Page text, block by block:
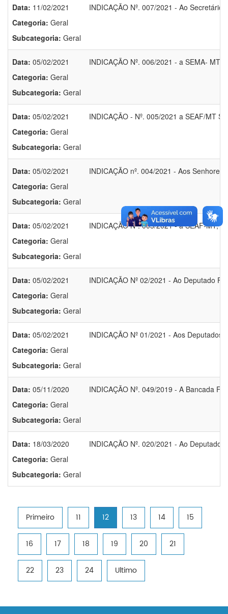
Data: 11/02/2021
Categoria: Geral
Subcategoria: Geral
INDICAÇÃO Nº. 007/2021 - Ao Secretário
Data: 05/02/2021
Categoria: Geral
Subcategoria: Geral
INDICAÇÃO Nº. 006/2021 - a SEMA- MT
Data: 05/02/2021
Categoria: Geral
Subcategoria: Geral
INDICAÇÃO - Nº. 005/2021 a SEAF/MT
Data: 05/02/2021
Categoria: Geral
Subcategoria: Geral
INDICAÇÃO nº. 004/2021 - Aos
Data: 05/02/2021
Categoria: Geral
Subcategoria: Geral
INDICAÇÃO Nº. 003/2021 - a SEAF-MT,
Data: 05/02/2021
Categoria: Geral
Subcategoria: Geral
INDICAÇÃO Nº 02/2021 - Ao Deputado
Data: 05/02/2021
Categoria: Geral
Subcategoria: Geral
INDICAÇÃO Nº 01/2021 - Aos
Data: 05/11/2020
Categoria: Geral
Subcategoria: Geral
INDICAÇÃO Nº. 049/2019 - A Bancada
Data: 18/03/2020
Categoria: Geral
Subcategoria: Geral
INDICAÇÃO Nº. 020/2021 - Ao Deputado
Primeiro 11 12 13 14 15
16 17 18 19 20 21
22 23 24 Ultimo